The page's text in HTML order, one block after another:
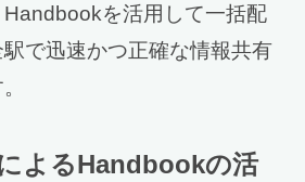
Handbookを活用して一括配
で迅速かつ正確な情報共有
よるHandbookの活